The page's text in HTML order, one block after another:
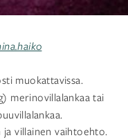
muokattavissa.
merinovillalankaa tai
villainen vaihtoehto.